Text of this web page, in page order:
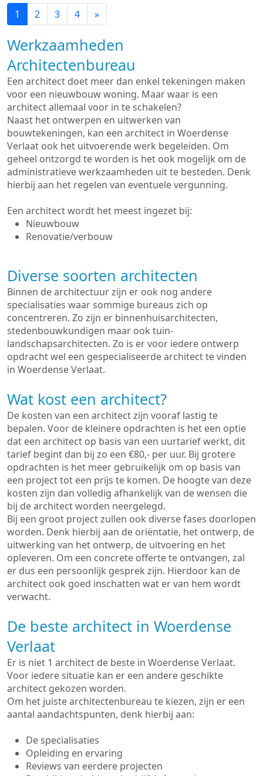
1 2 3 4 »
Werkzaamheden
Architectenbureau
Een architect doet meer dan enkel tekeningen maken
voor een nieuwbouw woning. Maar waar is een
architect allemaal voor in te schakelen?
Naast het ontwerpen en uitwerken van
bouwtekeningen, kan een architect in Woerdense
Verlaat ook het uitvoerende werk begeleiden. Om
geheel ontzorgd te worden is het ook mogelijk om de
administratieve werkzaamheden uit te besteden. Denk
hierbij aan het regelen van eventuele vergunning.
Een architect wordt het meest ingezet bij:
Nieuwbouw
Renovatie/verbouw
Diverse soorten architecten
Binnen de architectuur zijn er ook nog andere
specialisaties waar sommige bureaus zich op
concentreren. Zo zijn er binnenhuisarchitecten,
stedenbouwkundigen maar ook tuin-
landschapsarchitecten. Zo is er voor iedere ontwerp
opdracht wel een gespecialiseerde architect te vinden
in Woerdense Verlaat.
Wat kost een architect?
De kosten van een architect zijn vooraf lastig te
bepalen. Voor de kleinere opdrachten is het een optie
dat een architect op basis van een uurtarief werkt, dit
tarief begint dan bij zo een €80,- per uur. Bij grotere
opdrachten is het meer gebruikelijk om op basis van
een project tot een prijs te komen. De hoogte van deze
kosten zijn dan volledig afhankelijk van de wensen die
bij de architect worden neergelegd.
Bij een groot project zullen ook diverse fases doorlopen
worden. Denk hierbij aan de oriëntatie, het ontwerp, de
uitwerking van het ontwerp, de uitvoering en het
opleveren. Om een concrete offerte te ontvangen, zal
er dus een persoonlijk gesprek zijn. Hierdoor kan de
architect ook goed inschatten wat er van hem wordt
verwacht.
De beste architect in Woerdense
Verlaat
Er is niet 1 architect de beste in Woerdense Verlaat.
Voor iedere situatie kan er een andere geschikte
architect gekozen worden.
Om het juiste architectenbureau te kiezen, zijn er een
aantal aandachtspunten, denk hierbij aan:
De specialisaties
Opleiding en ervaring
Reviews van eerdere projecten